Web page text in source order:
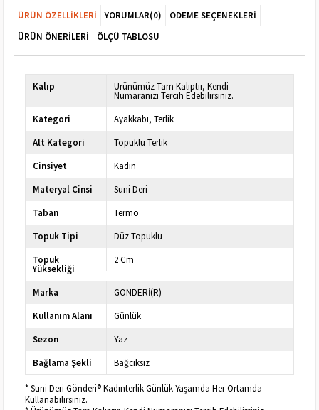
ÜRÜN ÖZELLIKLERI YORUMLAR(0)
ÖDEME SEÇENEKLERI
ÜRÜN ÖNERILERI
ÖLÇÜ TABLOSU
Kalıp Ürünümüz Tam Kalıptır, Kendi
Numaranızı Tercih Edebilirsiniz.
Kategori
Ayakkabı Terlik
Alt Kategori
Topuklu Terlik
Cinsiyet
Kadın
Materyal Cinsi
Suni Deri
Taban
Termo
Topuk Tipi
Düz Topuklu
Topuk
Yüksekliği
2 Cm
Marka
GÖNDERİ(R)
Kullanım Alanı
Günlük
Sezon
Yaz
Bağlama Şekli
Bağcıksız
* Suni Deri Gönderi® Kadınterlik Günlük Yaşamda Her Ortamda
Kullanabilirsiniz.